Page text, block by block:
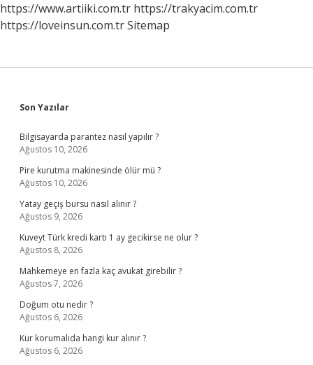
https://www.artiiki.com.tr https://trakyacim.com.tr
https://loveinsun.com.trSitemap
Sidebar
Son Yazılar
Bilgisayarda parantez nasıl yapılır ?
Ağustos 10, 2026
Pire kurutma makinesinde ölür mü ?
Ağustos 10, 2026
Yatay geçiş bursu nasıl alınır ?
Ağustos 9, 2026
Kuveyt Türk kredi kartı 1 ay gecikirse ne olur ?
Ağustos 8, 2026
Mahkemeye en fazla kaç avukat girebilir ?
Ağustos 7, 2026
Doğum otu nedir ?
Ağustos 6, 2026
Kur korumalıda hangi kur alınır ?
Ağustos 6, 2026